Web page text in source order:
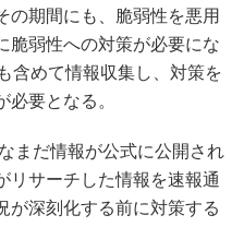
の期間にも、脆弱性を悪用
脆弱性への対策が必要にな
含めて情報収集し、対策を
要となる。
まだ情報が公式に公開され
リサーチした情報を速報通
が深刻化する前に対策する